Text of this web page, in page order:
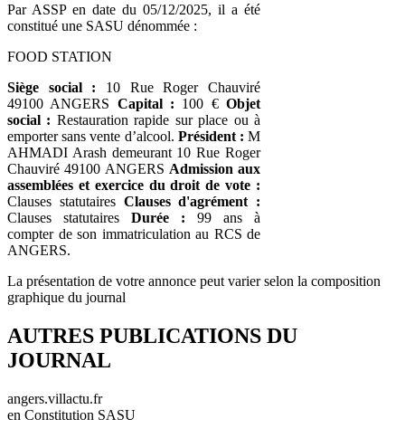
Par ASSP en date du 05/12/2025, il a été
constitué une SASU dénommée :
FOOD STATION
Siège social : 10 Rue Roger Chauviré
49100 ANGERS Capital : 100 €Objet
social : Restauration rapide sur place ou à
emporter sans vente d’alcool. Président : M
AHMADI Arash demeurant 10 Rue Roger
Chauviré 49100 ANGERS Admission aux
assemblées et exercice du droit de vote :
Clauses statutaires Clauses d'agrément :
Clauses statutaires Durée : 99 ans à
compter de son immatriculation au RCS de
ANGERS.
La présentation de votre annonce peut varier selon la composition
graphique du journal
AUTRES PUBLICATIONS DU
JOURNAL
angers.villactu.fr
en Constitution SASU